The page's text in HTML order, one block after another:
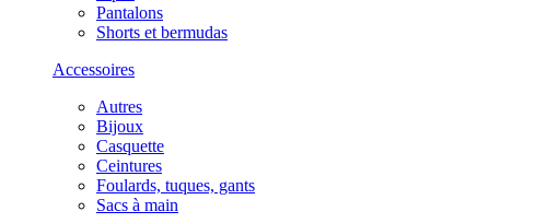
Pantalons
Shorts et bermudas
Accessoires
Autres
Bijoux
Casquette
Ceintures
Foulards, tuques, gants
Sacs à main